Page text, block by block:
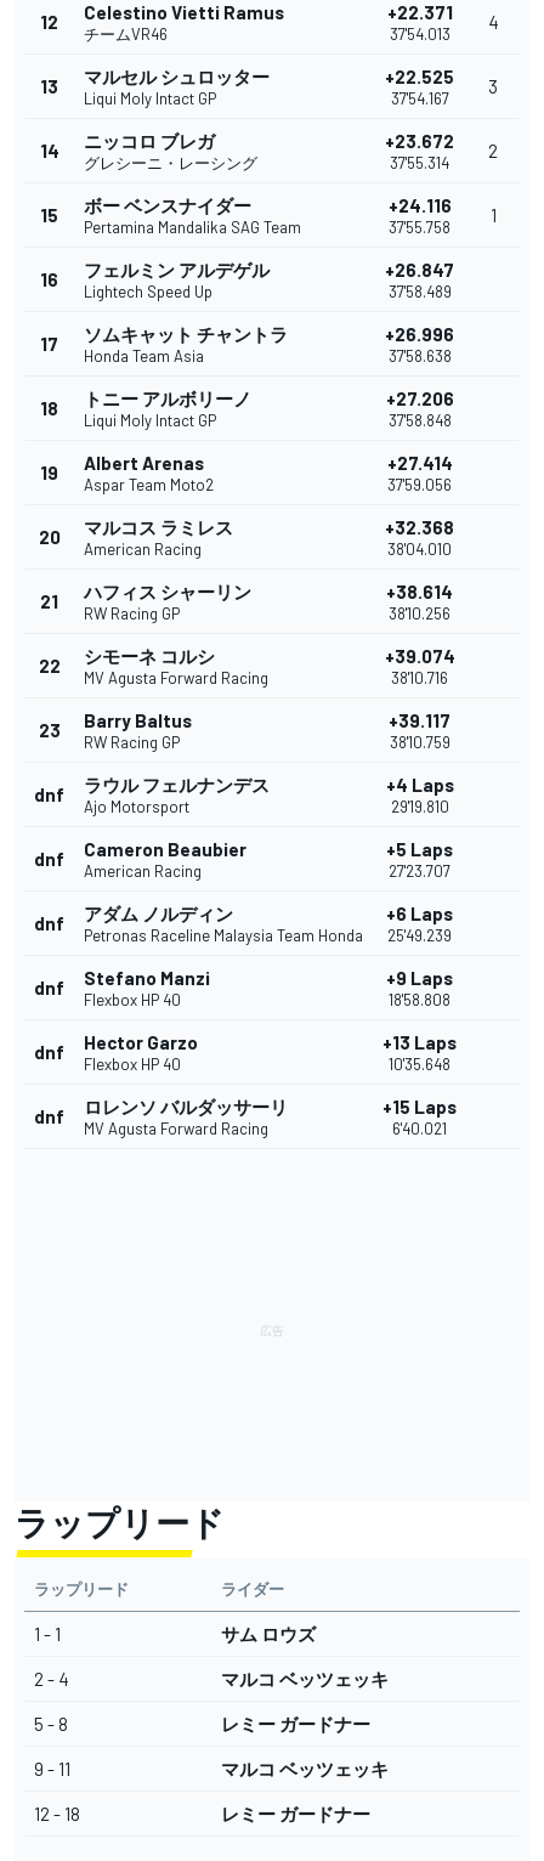
12 Celestino Vietti Ramus
チームVR46
+22.371
37'54.013
4
13 マルセル シュロッター
Liqui Moly Intact GP
+22.525
37'54.167
3
14 ニッコロ ブレガ
グレシーニ・レーシング
+23.672
37'55.314
2
15 ボー ベンスナイダー
Pertamina Mandalika SAG Team
+24.116
37'55.758
1
16 フェルミン アルデゲル
Lightech Speed Up
+26.847
37'58.489
17 ソムキャット チャントラ
Honda Team Asia
+26.996
37'58.638
18 トニー アルボリーノ
Liqui Moly Intact GP
+27.206
37'58.848
19 Albert Arenas
Aspar Team Moto2
+27.414
37'59.056
20 マルコス ラミレス
American Racing
+32.368
38'04.010
21 ハフィス シャーリン
RW Racing GP
+38.614
38'10.256
22 シモーネ コルシ
MV Agusta Forward Racing
+39.074
38'10.716
23 Barry Baltus
RW Racing GP
+39.117
38'10.759
dnf ラウル フェルナンデス
Ajo Motorsport
+4 Laps
29'19.810
dnf Cameron Beaubier
American Racing
+5 Laps
27'23.707
dnf アダム ノルディン
Petronas Raceline Malaysia Team Honda
+6 Laps
25'49.239
dnf Stefano Manzi
Flexbox HP 40
+9 Laps
18'58.808
dnf Hector Garzo
Flexbox HP 40
+13 Laps
10'35.648
dnf ロレンソ バルダッサーリ
MV Agusta Forward Racing
+15 Laps
6'40.021
ラップリード
ラップリード ライダー
1 - 1 サム ロウズ
2 - 4 マルコ ベッツェッキ
5 - 8 レミー ガードナー
9 - 11 マルコ ベッツェッキ
12 - 18 レミー ガードナー